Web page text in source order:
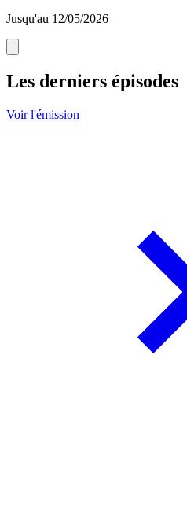
Jusqu'au 12/05/2026
Les derniers épisodes
Voir l'émission